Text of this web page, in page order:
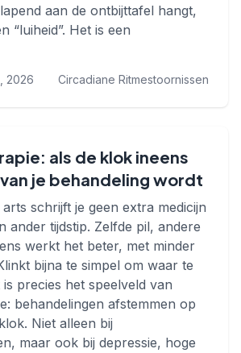
aan de ontbijttafel hangt,
“luiheid”. Het is een
2026 Circadiane Ritmestoornissen
als de klok ineens
je behandeling wordt
schrijft je geen extra medicijn
ander tijdstip. Zelfde pil, andere
werkt het beter, met minder
bijna te simpel om waar te
precies het speelveld van
behandelingen afstemmen op
Niet alleen bij
maar ook bij depressie, hoge